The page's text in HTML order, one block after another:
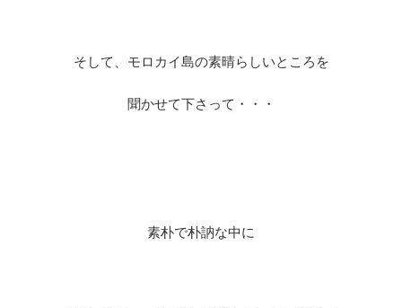
そして、モロカイ島の素晴らしいところを
聞かせて下さって・・・
素朴で朴訥な中に